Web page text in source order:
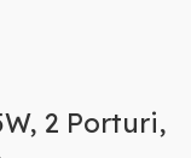
2 Porturi,